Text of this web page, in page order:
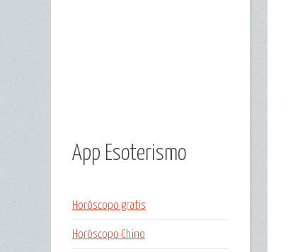
App Esoterismo
Horóscopo gratis
Horóscopo Chino